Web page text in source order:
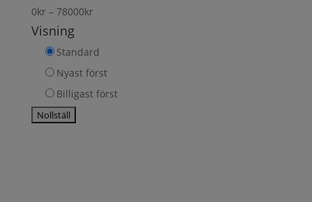
0kr– 78000kr
Visning
Standard
Nyast först
Billigast först